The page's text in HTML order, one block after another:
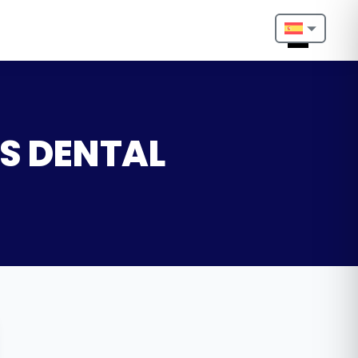
Nederlands
DENTAL